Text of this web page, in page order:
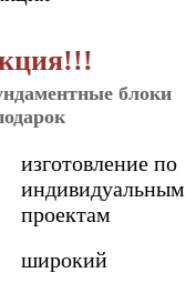
блоки
изготовление по
индивидуальным
проектам
широкий